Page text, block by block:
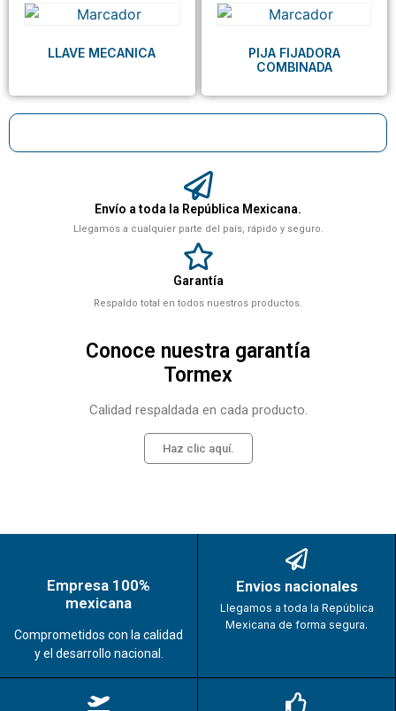
Envío a toda la República Mexicana.
Llegamos a cualquier parte del país, rápido y seguro.
Garantía
Respaldo total en todos nuestros productos.
Conoce nuestra garantía
Tormex
Calidad respaldada en cada producto.
Haz clic aquí.
LLAVE MECANICA
PIJA FIJADORA
COMBINADA
Empresa 100%
mexicana
Comprometidos con la calidad
y el desarrollo nacional.
Envios nacionales
Llegamos a toda la República
Mexicana de forma segura.